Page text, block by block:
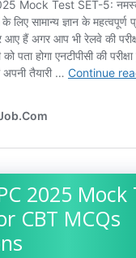
2025 Mock
CBT MCQs